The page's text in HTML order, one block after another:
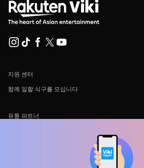
지원 센터
함께 일할 식구를 모십니다
유통 파트너